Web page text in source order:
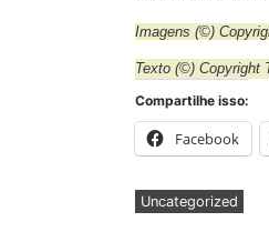
Imagens (©)
Texto (©) Copyright
Compartilhe isso:
Facebook
Uncategorized